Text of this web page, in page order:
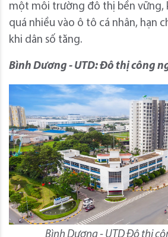
một môi trường đô thị bền vững,
quá nhiều vào ô tô cá nhân, hạn
khi dân số tăng.
Bình Dương - UTD: Đô thị công
Bình Dương - UTD Đô thị